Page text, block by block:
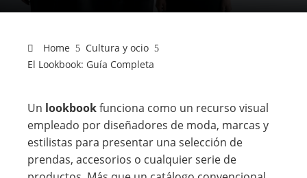
Home
Cultura y ocio
El Lookbook: Guía Completa
Un lookbookfunciona como un recurso visual
empleado por diseñadores de moda, marcas y
estilistas para presentar una selección de
prendas, accesorios o cualquier serie de